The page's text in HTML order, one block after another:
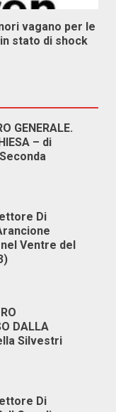
vagano per le
stato di shock
GENERALE.
– di
Di
Ventre del
DALLA
Silvestri
Di